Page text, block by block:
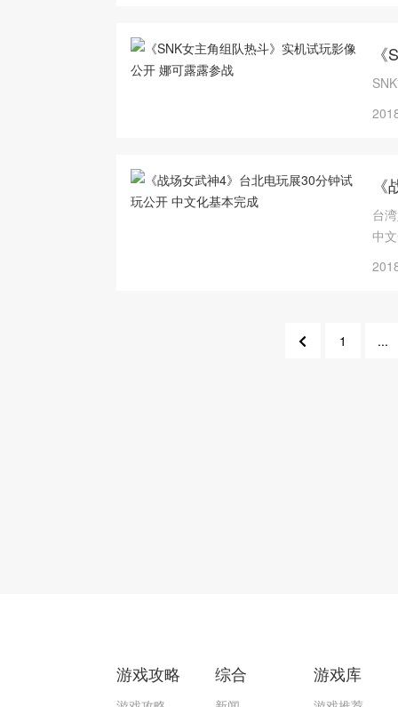
台
中
753 1 ...
游戏攻略 综合 游戏库